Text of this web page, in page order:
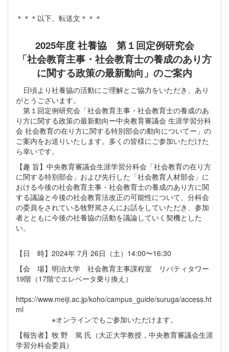
＊＊＊以下、転送文＊＊＊
2025年度 社養協 第１回定例研究会
「社会教育主事・社会教育⼠の養成のあり⽅
に関する政策の最新動向」のご案内
日頃より社養協の活動にご理解とご協力をいただき、あり
がとうございます。
第１回定例研究会「社会教育主事・社会教育⼠の養成のあ
り⽅に関する政策の最新動向ー中央教育審議会 ⽣涯学習分科
会 社会教育の在り⽅に関する特別部会の動向についてー」の
ご案内をお送りいたします。多くの皆様にご参加いただけた
ら幸いです。
【趣 旨】中央教育審議会⽣涯学習分科会「社会教育の在り⽅
に関する特別部会」および先⾏した「社会教育⼈材部会」に
おける今後の社会教育主事・社会教育⼠の養成のあり⽅に関
する議論と今後の社会教育法改正の可能性について、分科会
の委員をされている牧野篤さんにお話をしていただき、参加
者とともに今後の社養協の活動を議論していく契機とした
い。
【日 時】2024年 7月 26日（土）14:00〜16:30
【会 場】明治大学 社会教育主事課程室 リバティタワー
19階（17階でエレベータ乗り換え）
https://www.meiji.ac.jp/koho/campus_guide/suruga/access.ht
ml
※オンラインでもご参加いただけます。
【報告者】牧 野 篤 ⽒（⼤正⼤学教授，中央教育審議会⽣涯
学習分科会委員）